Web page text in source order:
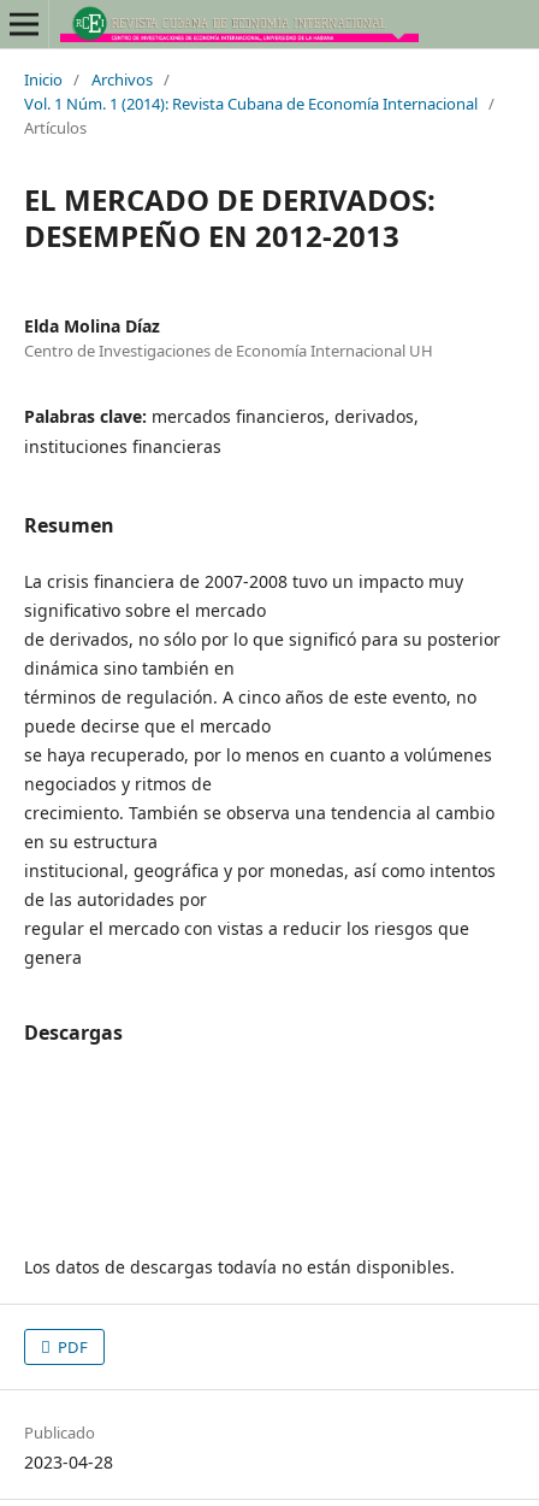
Inicio / Archivos /
Vol. 1 Núm. 1 (2014): Revista Cubana de Economía Internacional /
Artículos
EL MERCADO DE DERIVADOS:
DESEMPEÑO EN 2012-2013
Elda Molina Díaz
Centro de Investigaciones de Economía Internacional UH
Palabras clave: mercados financieros, derivados,
instituciones financieras
Resumen
La crisis financiera de 2007-2008 tuvo un impacto muy
significativo sobre el mercado
de derivados, no sólo por lo que significó para su posterior
dinámica sino también en
términos de regulación. A cinco años de este evento, no
puede decirse que el mercado
se haya recuperado, por lo menos en cuanto a volúmenes
negociados y ritmos de
crecimiento. También se observa una tendencia al cambio
en su estructura
institucional, geográfica y por monedas, así como intentos
de las autoridades por
regular el mercado con vistas a reducir los riesgos que
genera
Descargas
Los datos de descargas todavía no están disponibles.
PDF
Publicado
2023-04-28